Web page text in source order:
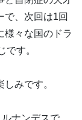
で、次回は1回
様々な国のドラ
です。
みです。
ナンデスで、